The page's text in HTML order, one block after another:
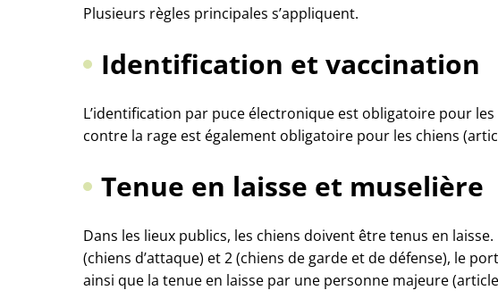
Plusieurs règles principales s’appliquent.
Identification et vaccination
L’identification par puce électronique est obligatoire pour
contre la rage est également obligatoire pour les chiens
Tenue en laisse et muselière
Dans les lieux publics, les chiens doivent être tenus en
(chiens d’attaque) et 2 (chiens de garde et de défense), le
ainsi que la tenue en laisse par une personne majeure